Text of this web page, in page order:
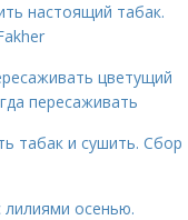
настоящий табак.
цветущий
пересаживать
табак и сушить. Сбор
лилиями осенью.